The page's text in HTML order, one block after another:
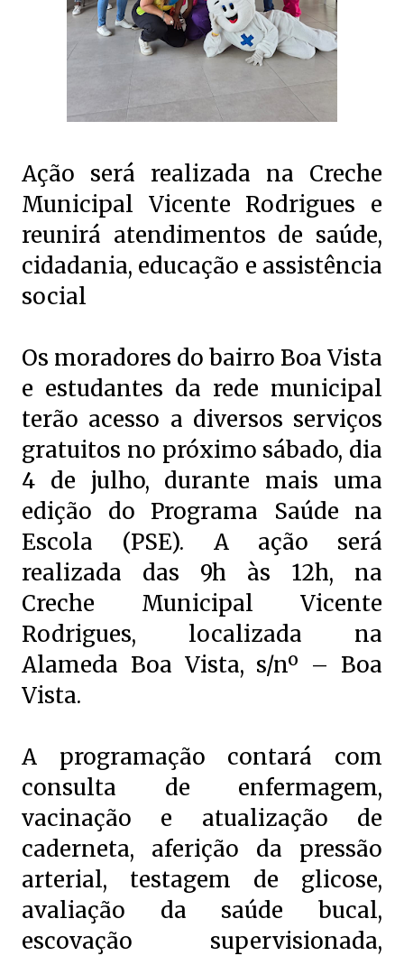
Ação será realizada na Creche
Municipal Vicente Rodrigues e
reunirá atendimentos de saúde,
cidadania, educação e assistência
social
Os moradores do bairro Boa Vista
e estudantes da rede municipal
terão acesso a diversos serviços
gratuitos no próximo sábado, dia
4 de julho, durante mais uma
edição do Programa Saúde na
Escola (PSE). A ação será
realizada das 9h às 12h, na
Creche Municipal Vicente
Rodrigues, localizada na
Alameda Boa Vista, s/nº – Boa
Vista.
A programação contará com
consulta de enfermagem,
vacinação e atualização de
caderneta, aferição da pressão
arterial, testagem de glicose,
avaliação da saúde bucal,
escovação supervisionada,